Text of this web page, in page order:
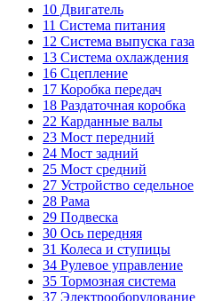
10 Двигатель
11 Система питания
12 Система выпуска газа
13 Система охлаждения
16 Сцепление
17 Коробка передач
18 Раздаточная коробка
22 Карданные валы
23 Мост передний
24 Мост задний
25 Мост средний
27 Устройство седельное
28 Рама
29 Подвеска
30 Ось передняя
31 Колеса и ступицы
34 Рулевое управление
35 Тормозная система
37 Электрооборудование